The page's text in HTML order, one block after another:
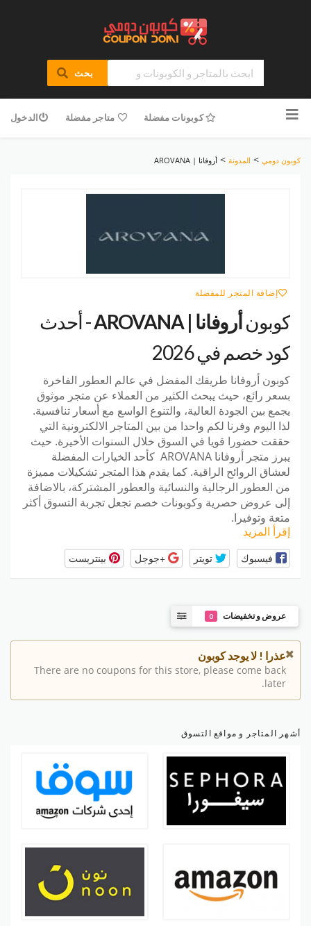
بحث
للمحتوى
كوبونات مفضلة متاجر مفضلة الدخول
كوبون دومي > المدونة > أروفانا | AROVANA
إضافة المتجر للمفضلة
كوبونأروفانا | AROVANA
- أحدث
كود خصم في 2026
كوبون أروفانا طريقك المفضل في عالم العطور الفاخرة
بسعر رائع، حيث يبحث الكثير من العملاء عن متجر موثوق
يجمع بين الجودة العالية، والتنوع الواسع مع أسعار تنافسية.
لذا اليوم وفرنا لكم واحدا من بين المتاجر الالكترونية التي
حققت حضورا قويا في السوق خلال السنوات الأخيرة. حيث
يبرز متجر أروفانا AROVANA كأحد الخيارات المفضلة
لعشاق الروائح الراقية. كما يقدم هذا المتجر تشكيلات مميزة
من العطور الرجالية والنسائية والعطور المشتركة، بالاضافة
إلى عروض حصرية وكوبونات خصم تجعل تجربة التسوق أكثر
متعة وتوفيرا.
إقرأ المزيد
فيسبوك تويتر +جوجل بينتريست
عروض و تخفيضات 0
عذرا ! لا يوجد كوبون
There are no coupons for this store, please come back
later.
أشهر المتاجر و مواقع التسوق